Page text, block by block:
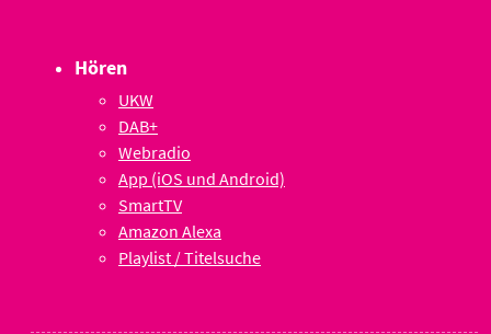
Hören
UKW
DAB+
Webradio
App (iOS und Android)
SmartTV
Amazon Alexa
Playlist / Titelsuche